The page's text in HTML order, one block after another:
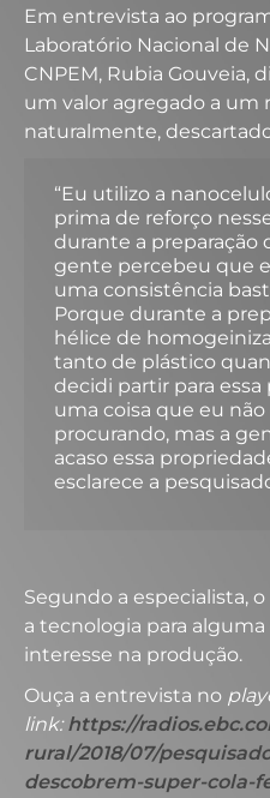
Em entrevista ao
Laboratório Nacional de
CNPEM, Rubia Gouveia,
um valor agregado a um
naturalmente,
“Eu utilizo a
prima de reforço
durante a preparação
gente percebeu que
uma consistência
Porque durante a
hélice de
tanto de plástico
decidi partir para essa
uma coisa que eu não
procurando, mas a
acaso essa
esclarece a
Segundo a especialista,
a tecnologia para
interesse na produção.
Ouça a entrevista no
link:https://
rural/2018/07/
descobrem-super-cola-